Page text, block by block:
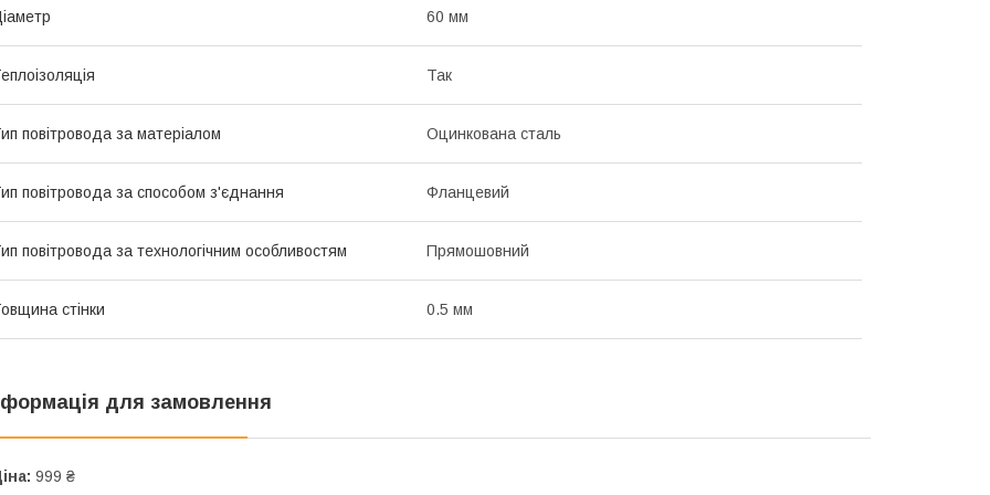
60 мм
Так
повітровода за матеріалом Оцинкована сталь
повітровода за способом з'єднання Фланцевий
повітровода за технологічним особливостям Прямошовний
стінки 0.5 мм
для замовлення
999 ₴